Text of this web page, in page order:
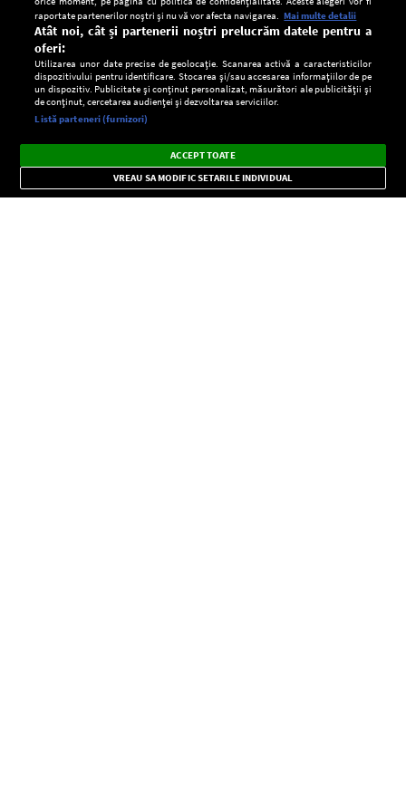
CONFIDENŢIALITATE
Setări:
Dark
Mode
Radio live, podcasturi, știri și alerte
importante.
×
raportate partenerilor noștri și nu vă vor afecta navigarea. Mai multe detalii
Atât noi, cât și partenerii noștri prelucrăm datele pentru a
oferi:
Utilizarea unor date precise de geolocație. Scanarea activă a caracteristicilor
dispozitivului pentru identificare. Stocarea și/sau accesarea informațiilor de pe
un dispozitiv. Publicitate și conținut personalizat, măsurători ale publicității și
de conținut, cercetarea audienței și dezvoltarea serviciilor.
Listă parteneri (furnizori)
ACCEPT TOATE
VREAU SA MODIFIC SETARILE INDIVIDUAL